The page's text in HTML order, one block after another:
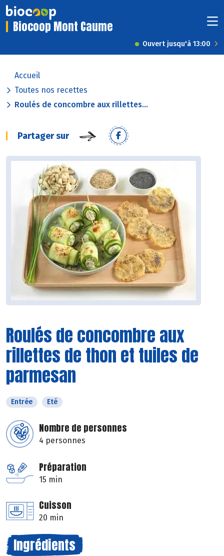
Biocoop Mont Caume
Ouvert jusqu'à 13:00
Accueil
Toutes nos recettes
Roulés de concombre aux rillettes...
Partager sur
Roulés de concombre aux
rillettes de thon et tuiles de
parmesan
Entrée Eté
Nombre de personnes
4 personnes
Préparation
15 min
Cuisson
20 min
Ingrédients